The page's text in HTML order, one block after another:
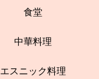
食堂
中華料理
エスニック料理